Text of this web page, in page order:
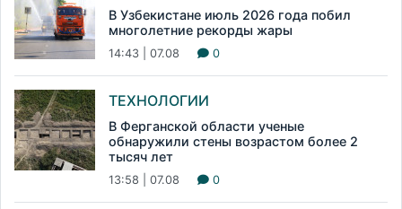
В Узбекистане июль 2026 года побил
многолетние рекорды жары
14:43 | 07.08 0
ТЕХНОЛОГИИ
В Ферганской области ученые
обнаружили стены возрастом более 2
тысяч лет
13:58 | 07.08 0